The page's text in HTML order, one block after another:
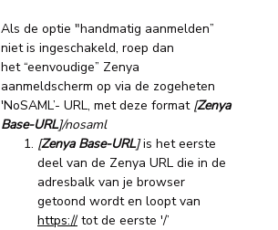
Als de optie "handmatig aanmelden”
niet is ingeschakeld, roep dan
het “eenvoudige” Zenya
aanmeldscherm op via de zogeheten
'NoSAML’- URL, met deze format [Zenya
Base-URL]/nosaml
[Zenya Base-URL]is het eerste
deel van de Zenya URL die in de
adresbalk van je browser
getoond wordt en loopt van
https:// tot de eerste '/’